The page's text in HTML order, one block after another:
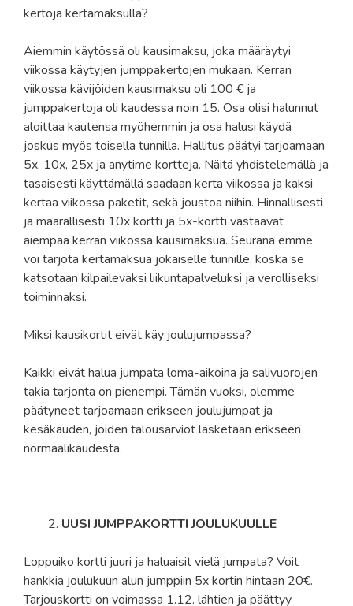
kertoja kertamaksulla?
Aiemmin käytössä oli kausimaksu, joka määräytyi
viikossa käytyjen jumppakertojen mukaan. Kerran
viikossa kävijöiden kausimaksu oli 100 € ja
jumppakertoja oli kaudessa noin 15. Osa olisi halunnut
aloittaa kautensa myöhemmin ja osa halusi käydä
joskus myös toisella tunnilla. Hallitus päätyi tarjoamaan
5x, 10x, 25x ja anytime kortteja. Näitä yhdistelemällä ja
tasaisesti käyttämällä saadaan kerta viikossa ja kaksi
kertaa viikossa paketit, sekä joustoa niihin. Hinnallisesti
ja määrällisesti 10x kortti ja 5x-kortti vastaavat
aiempaa kerran viikossa kausimaksua. Seurana emme
voi tarjota kertamaksua jokaiselle tunnille, koska se
katsotaan kilpailevaksi liikuntapalveluksi ja verolliseksi
toiminnaksi.
Miksi kausikortit eivät käy joulujumpassa?
Kaikki eivät halua jumpata loma-aikoina ja salivuorojen
takia tarjonta on pienempi. Tämän vuoksi, olemme
päätyneet tarjoamaan erikseen joulujumpat ja
kesäkauden, joiden talousarviot lasketaan erikseen
normaalikaudesta.
UUSI JUMPPAKORTTI JOULUKUULLE
Loppuiko kortti juuri ja haluaisit vielä jumpata? Voit
hankkia joulukuun alun jumppiin 5x kortin hintaan 20€.
Tarjouskortti on voimassa 1.12. lähtien ja päättyy